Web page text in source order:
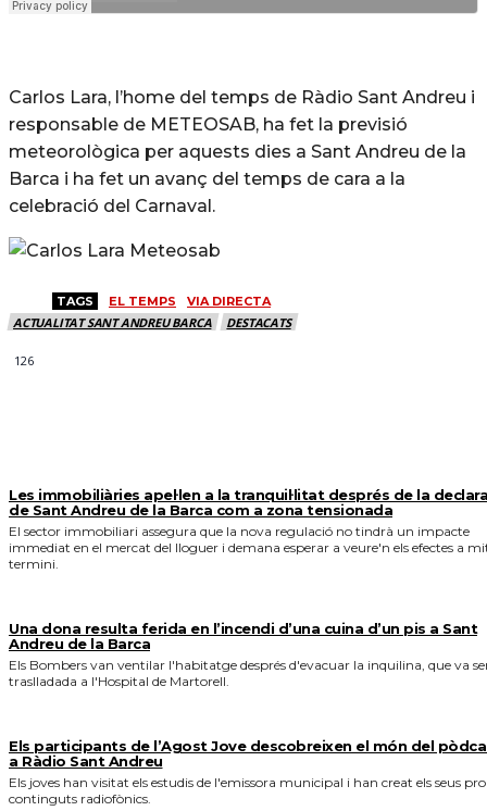
Carlos Lara, l’home del temps de Ràdio Sant Andreu i
responsable de METEOSAB, ha fet la previsió
meteorològica per aquests dies a Sant Andreu de la
Barca i ha fet un avanç del temps de cara a la
celebració del Carnaval.
TAGS EL TEMPS VIA DIRECTA
ACTUALITAT SANT ANDREU BARCA DESTACATS
126
Les immobiliàries apel·len a la tranquil·litat després de la
de Sant Andreu de la Barca com a zona tensionada
El sector immobiliari assegura que la nova regulació no tindrà un impacte
immediat en el mercat del lloguer i demana esperar a veure'n els efectes a
termini.
Una dona resulta ferida en l’incendi d’una cuina d’un pis a Sant
Andreu de la Barca
Els Bombers van ventilar l'habitatge després d'evacuar la inquilina, que va
traslladada a l'Hospital de Martorell.
Els participants de l’Agost Jove descobreixen el món del
a Ràdio Sant Andreu
Els joves han visitat els estudis de l'emissora municipal i han creat els seus
continguts radiofònics.